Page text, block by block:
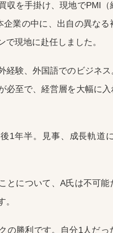
収を手掛け、現地でPMI
企業の中に、出自の異な
で現地に赴任しました。
経験、外国語でのビジネ
必至で、経営層を大幅に
1年半。見事、成長軌道
とについて、A氏は不可
。
の勝利です。自分1人だ